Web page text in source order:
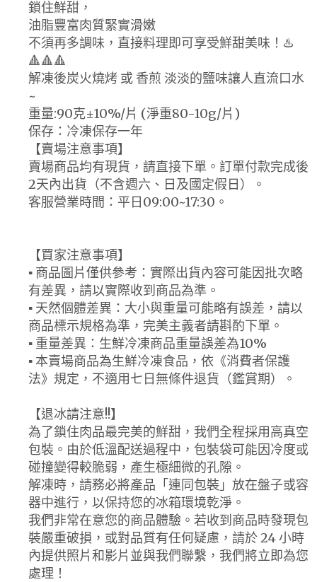
鎖住鮮甜，
油脂豐富肉質緊實滑嫩
不須再多調味，直接料理即可享受鮮甜美味！♨️
🔺🔺🔺
解凍後炭火燒烤 或 香煎 淡淡的鹽味讓人直流口水
~
重量:90克±10%/片 (淨重80-10g/片)
保存：冷凍保存一年
【賣場注意事項】
賣場商品均有現貨，請直接下單。訂單付款完成後
2天內出貨（不含週六、日及國定假日）。
客服營業時間：平日09:00~17:30。
【買家注意事項】
▪ 商品圖片僅供參考：實際出貨內容可能因批次略
有差異，請以實際收到商品為準。
▪ 天然個體差異：大小與重量可能略有誤差，請以
商品標示規格為準，完美主義者請斟酌下單。
▪ 重量差異：生鮮冷凍商品重量誤差為10%
▪ 本賣場商品為生鮮冷凍食品，依《消費者保護
法》規定，不適用七日無條件退貨（鑑賞期）。
【退冰請注意!!】
為了鎖住肉品最完美的鮮甜，我們全程採用高真空
包裝。由於低溫配送過程中，包裝袋可能因冷度或
碰撞變得較脆弱，產生極細微的孔隙。
解凍時，請務必將產品「連同包裝」放在盤子或容
器中進行，以保持您的冰箱環境乾淨。
我們非常在意您的商品體驗。若收到商品時發現包
裝嚴重破損，或對品質有任何疑慮，請於 24 小時
內提供照片和影片並與我們聯繫，我們將立即為您
處理！